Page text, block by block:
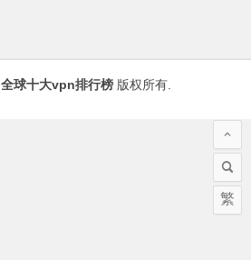
全球十大vpn排行榜版权所有.
繁